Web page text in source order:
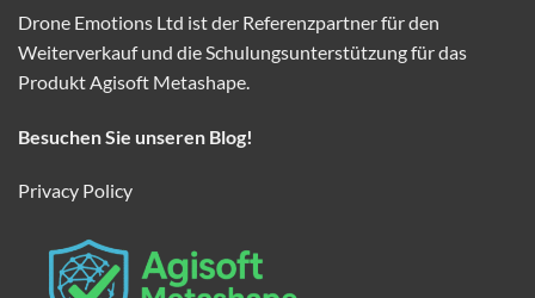
Drone Emotions Ltd ist der Referenzpartner für den
Weiterverkauf und die Schulungsunterstützung für das
Produkt Agisoft Metashape.
Besuchen Sie unseren Blog!
Privacy Policy